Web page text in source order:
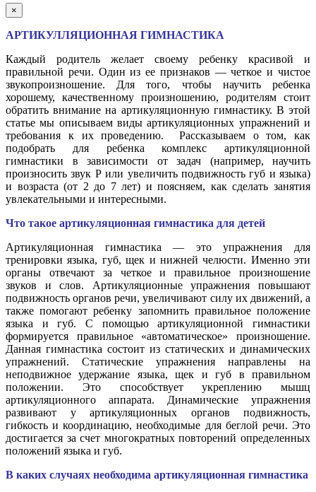
×
АРТИКУЛЛЯЦИОННАЯ ГИМНАСТИКА
Каждый родитель желает своему ребенку красивой и
правильной речи. Один из ее признаков — четкое и чистое
звукопроизношение. Для того, чтобы научить ребенка
хорошему, качественному произношению, родителям стоит
обратить внимание на артикуляционную гимнастику. В этой
статье мы описываем виды артикуляционных упражнений и
требования к их проведению. Рассказываем о том, как
подобрать для ребенка комплекс артикуляционной
гимнастики в зависимости от задач (например, научить
произносить звук Р или увеличить подвижность губ и языка)
и возраста (от 2 до 7 лет) и поясняем, как сделать занятия
увлекательными и интересными.
Что такое артикуляционная гимнастика для детей
Артикуляционная гимнастика — это упражнения для
тренировки языка, губ, щек и нижней челюсти. Именно эти
органы отвечают за четкое и правильное произношение
звуков и слов. Артикуляционные упражнения повышают
подвижность органов речи, увеличивают силу их движений, а
также помогают ребенку запомнить правильное положение
языка и губ. С помощью артикуляционной гимнастики
формируется правильное «автоматическое» произношение.
Данная гимнастика состоит из статических и динамических
упражнений. Статические упражнения направлены на
неподвижное удержание языка, щек и губ в правильном
положении. Это способствует укреплению мышц
артикуляционного аппарата. Динамические упражнения
развивают у артикуляционных органов подвижность,
гибкость и координацию, необходимые для беглой речи. Это
достигается за счет многократных повторений определенных
положений языка и губ.
В каких случаях необходима артикуляционная гимнастика